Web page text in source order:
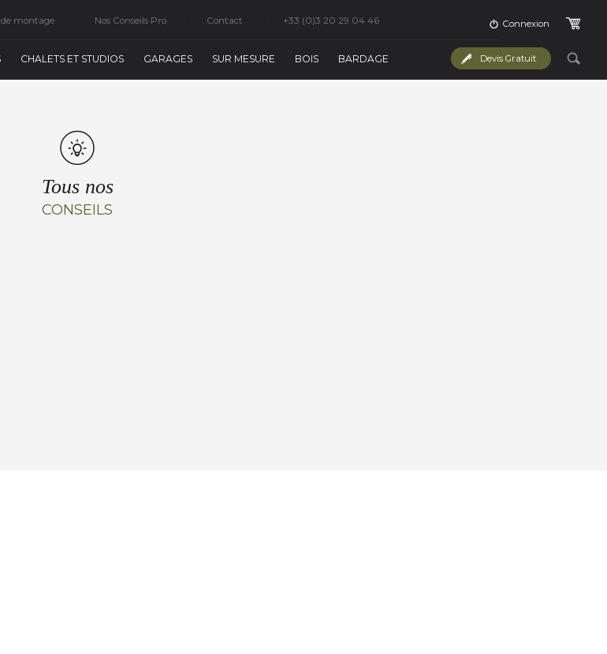
CHALETS ET STUDIOS GARAGES SUR MESURE BOIS BARDAGE
de montage Nos Conseils Pro Contact +33 (0)3 20 29 04 46
Devis Gratuit
Connexion
Tous nos
CONSEILS